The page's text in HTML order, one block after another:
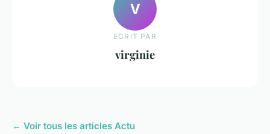
V
ECRIT PAR
virginie
← Voir tous les articles Actu